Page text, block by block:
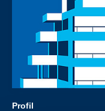
Profil